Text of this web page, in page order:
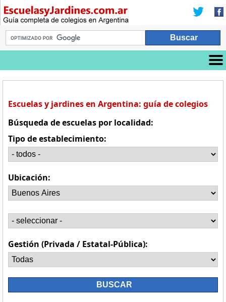
Escuelas y jardines en Argentina: guía de colegios
Búsqueda de escuelas por localidad:
Tipo de establecimiento:
Ubicación:
Gestión (Privada / Estatal-Pública):